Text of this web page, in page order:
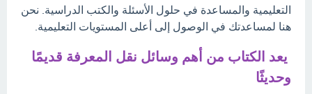
التعليمية والمساعدة في حلول الأسئلة والكتب الدراسية. نحن
هنا لمساعدتك في الوصول إلى أعلى المستويات التعليمية.
يعد الكتاب من أهم وسائل نقل المعرفة قديمًا
وحديثًا